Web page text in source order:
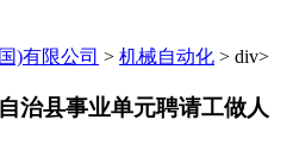
)有限公司 > 机械自动化 > div>
治县事业单元聘请工做人